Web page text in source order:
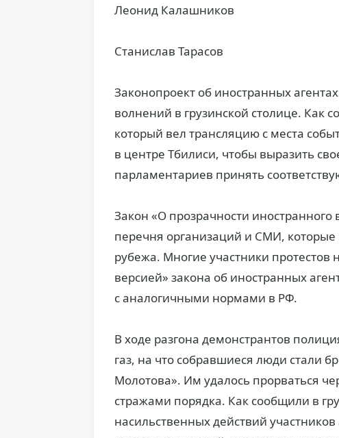
Леонид Калашников
Станислав Тарасов
Законопроект об иностранных
волнений в грузинской столице. Как
который вел трансляцию с места
в центре Тбилиси, чтобы выразить
парламентариев принять
Закон «О прозрачности
перечня организаций и СМИ,
рубежа. Многие участники
версией» закона об иностранных
с аналогичными нормами в РФ.
В ходе разгона демонстрантов
газ, на что собравшиеся люди стали
Молотова». Им удалось прорваться
стражами порядка. Как сообщили в
насильственных действий